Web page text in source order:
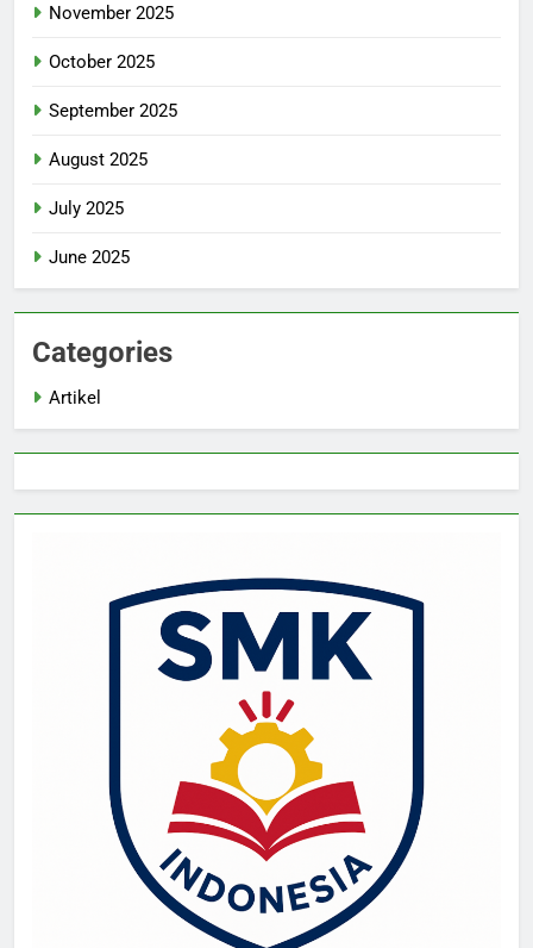
November 2025
October 2025
September 2025
August 2025
July 2025
June 2025
Categories
Artikel